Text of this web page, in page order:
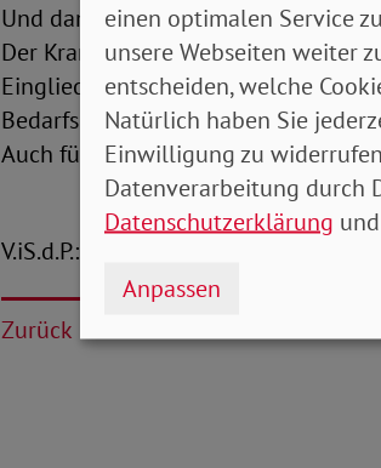
Und damit nicht genug. Auch ihre
Der Krankengeldanspruch der
Eingliederungshilfeberechtigung
Bedarfslagen werden hier
Auch für sie muss die Vereinbarkeit
V.iS.d.P.: Christian Draheim
Zurück
einen optimalen Service
unsere Webseiten weiter
entscheiden, welche
Natürlich haben Sie
Einwilligung zu
Datenverarbeitung durch
Datenschutzerklärung
Anpassen